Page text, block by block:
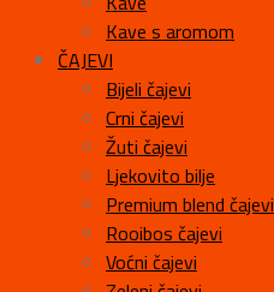
Kave s aromom
ČAJEVI
Bijeli čajevi
Crni čajevi
Žuti čajevi
Ljekovito bilje
Premium blend čajevi
Rooibos čajevi
Voćni čajevi